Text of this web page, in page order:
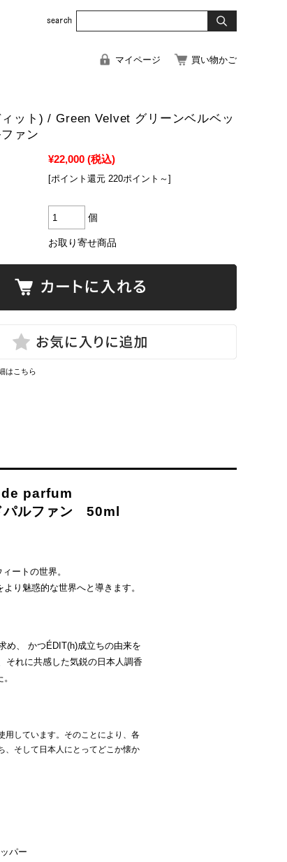
マイページ 買い物かご
ット) / Green Velvet グリーンベルベッ
ァン
¥22,000 (税込)
[ポイント還元 220ポイント～]
個
お取り寄せ商品
はこちら
parfum
ルファン 50ml
ートの世界。
り魅惑的な世界へと導きます。
め、 かつÉDIT(h)成立ちの由来を
それに共感した気鋭の日本人調香
用しています。そのことにより、各
、そして日本人にとってどこか懐か
パー